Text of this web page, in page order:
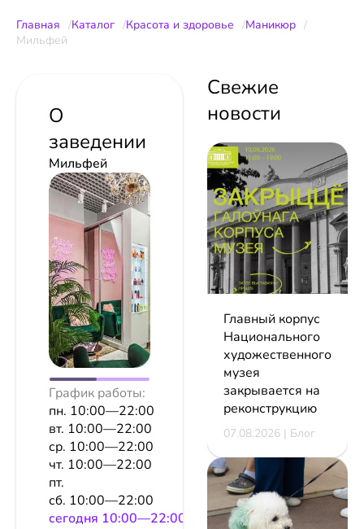
Главная Каталог Красота и здоровье
Маникюр
Мильфей
О
заведении
Мильфей
График работы:
пн. 10:00—22:00
вт. 10:00—22:00
ср. 10:00—22:00
чт. 10:00—22:00
пт.
сб. 10:00—22:00
сeгодня 10:00—22:00
Свежие
новости
Главный корпус
Национального
художественного
музея
закрывается на
реконструкцию
07.08.2026 | Блог